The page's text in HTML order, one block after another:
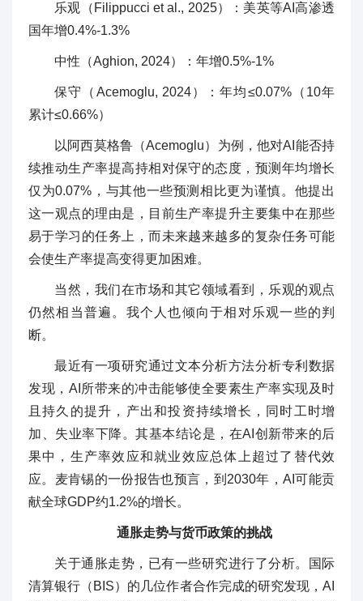
乐观（Filippucci et al., 2025）：美英等AI高渗透
国年增0.4%-1.3%
中性（Aghion, 2024）：年增0.5%-1%
保守（Acemoglu, 2024）：年均≤0.07%（10年
累计≤0.66%）
以阿西莫格鲁（Acemoglu）为例，他对AI能否持
续推动生产率提高持相对保守的态度，预测年均增长
仅为0.07%，与其他一些预测相比更为谨慎。他提出
这一观点的理由是，目前生产率提升主要集中在那些
易于学习的任务上，而未来越来越多的复杂任务可能
会使生产率提高变得更加困难。
当然，我们在市场和其它领域看到，乐观的观点
仍然相当普遍。我个人也倾向于相对乐观一些的判
断。
最近有一项研究通过文本分析方法分析专利数据
发现，AI所带来的冲击能够使全要素生产率实现及时
且持久的提升，产出和投资持续增长，同时工时增
加、失业率下降。其基本结论是，在AI创新带来的后
果中，生产率效应和就业效应总体上超过了替代效
应。麦肯锡的一份报告也预言，到2030年，AI可能贡
献全球GDP约1.2%的增长。
通胀走势与货币政策的挑战
关于通胀走势，已有一些研究进行了分析。国际
清算银行（BIS）的几位作者合作完成的研究发现，AI